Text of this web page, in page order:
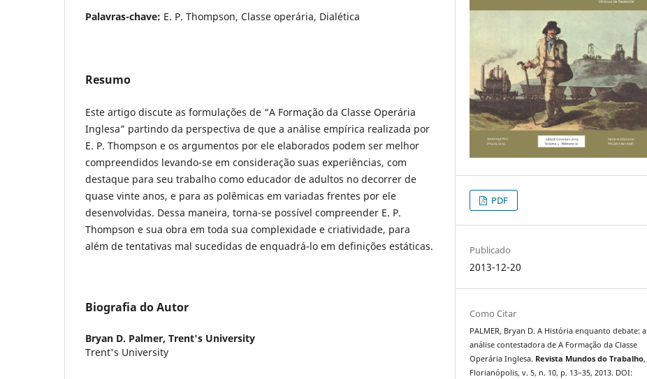
Palavras-chave: E. P. Thompson, Classe operária, Dialética
Resumo
Este artigo discute as formulações de “A Formação da Classe Operária
Inglesa” partindo da perspectiva de que a análise empírica realizada por
E. P. Thompson e os argumentos por ele elaborados podem ser melhor
compreendidos levando-se em consideração suas experiências, com
destaque para seu trabalho como educador de adultos no decorrer de
quase vinte anos, e para as polêmicas em variadas frentes por ele
desenvolvidas. Dessa maneira, torna-se possível compreender E. P.
Thompson e sua obra em toda sua complexidade e criatividade, para
além de tentativas mal sucedidas de enquadrá-lo em definições estáticas.
Biografia do Autor
Bryan D. Palmer, Trent's University
Trent's University
PDF
Publicado
2013-12-20
Como Citar
PALMER, Bryan D. A História enquanto debate: a
análise contestadora de A Formação da Classe
Operária Inglesa. Revista Mundos do Trabalho,
Florianópolis, v. 5, n. 10, p. 13–35, 2013. DOI: